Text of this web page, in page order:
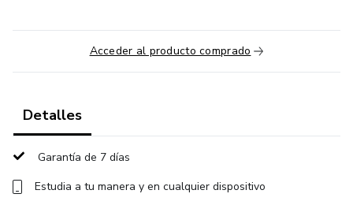
Acceder al producto comprado
Detalles
Garantía de 7 días
Estudia a tu manera y en cualquier dispositivo